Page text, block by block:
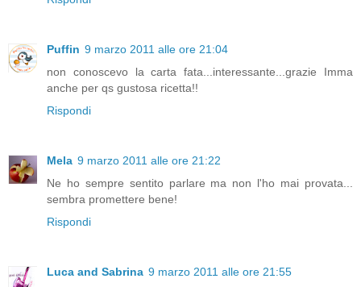
Puffin 9 marzo 2011 alle ore 21:04
non conoscevo la carta fata...interessante...grazie Imma
anche per qs gustosa ricetta!!
Rispondi
Mela 9 marzo 2011 alle ore 21:22
Ne ho sempre sentito parlare ma non l'ho mai provata...
sembra promettere bene!
Rispondi
Luca and Sabrina 9 marzo 2011 alle ore 21:55